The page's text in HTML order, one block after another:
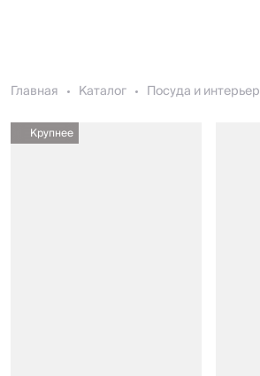
Главная Каталог Посуда и интерьер
Крупнее